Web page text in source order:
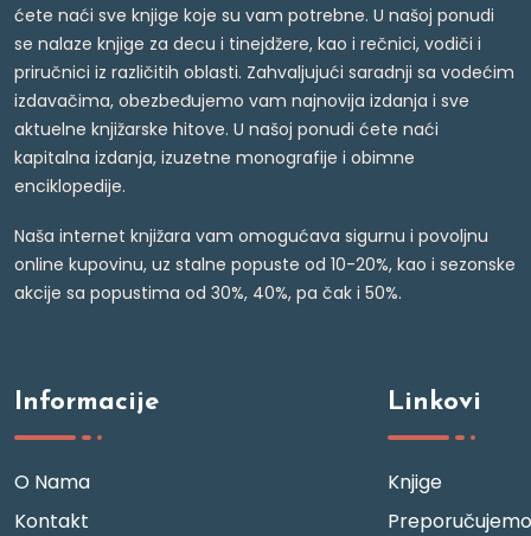
ćete naći sve knjige koje su vam potrebne. U našoj ponudi
se nalaze knjige za decu i tinejdžere, kao i rečnici, vodiči i
priručnici iz različitih oblasti. Zahvaljujući saradnji sa vodećim
izdavačima, obezbeđujemo vam najnovija izdanja i sve
aktuelne knjižarske hitove. U našoj ponudi ćete naći
kapitalna izdanja, izuzetne monografije i obimne
enciklopedije.
Naša internet knjižara vam omogućava sigurnu i povoljnu
online kupovinu, uz stalne popuste od 10-20%, kao i sezonske
akcije sa popustima od 30%, 40%, pa čak i 50%.
Informacije
O Nama
Kontakt
Linkovi
Knjige
Preporučujemo